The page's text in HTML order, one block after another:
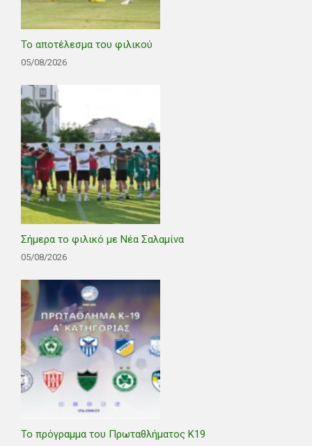
Το αποτέλεσμα του φιλικού
05/08/2026
Σήμερα το φιλικό με Νέα Σαλαμίνα
05/08/2026
Το πρόγραμμα του Πρωταθλήματος Κ19